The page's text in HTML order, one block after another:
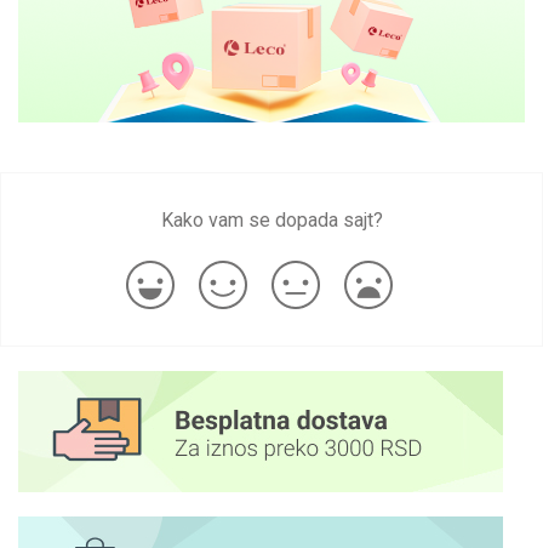
Kako vam se dopada sajt?